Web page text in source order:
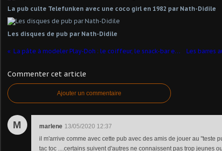
La pub culte Telefunken avec une coco girl en 1982 par Nath-Didile
Les disques de pub par Nath-Didile
La pâte à modeler Play-Doh : le coiffeur, le snack-bar et le magasin par Nath-Didile
Commenter cet article
Ajouter un commentaire
M marlene 13/05/2020 12:37
il m'arrive comme avec cette pub avec des amis de jouer au "teste
tac toc ....certains suivent d'autres ne connaissent pas trop jeunes